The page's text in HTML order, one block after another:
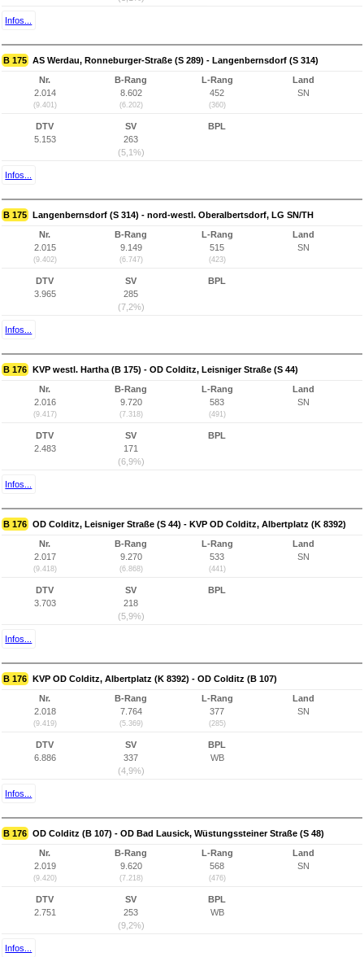
Infos...
B 175 AS Werdau, Ronneburger-Straße (S 289) - Langenbernsdorf (S 314)
Nr.
2.014
(9.401)
B-Rang
8.602
(6.202)
L-Rang
452
(360)
Land
SN
DTV
5.153
SV
263
(5,1%)
BPL
Infos...
B 175 Langenbernsdorf (S 314) - nord-westl. Oberalbertsdorf, LG SN/TH
Nr.
2.015
(9.402)
B-Rang
9.149
(6.747)
L-Rang
515
(423)
Land
SN
DTV
3.965
SV
285
(7,2%)
BPL
Infos...
B 176 KVP westl. Hartha (B 175) - OD Colditz, Leisniger Straße (S 44)
Nr.
2.016
(9.417)
B-Rang
9.720
(7.318)
L-Rang
583
(491)
Land
SN
DTV
2.483
SV
171
(6,9%)
BPL
Infos...
B 176 OD Colditz, Leisniger Straße (S 44) - KVP OD Colditz, Albertplatz (K 8392)
Nr.
2.017
(9.418)
B-Rang
9.270
(6.868)
L-Rang
533
(441)
Land
SN
DTV
3.703
SV
218
(5,9%)
BPL
Infos...
B 176 KVP OD Colditz, Albertplatz (K 8392) - OD Colditz (B 107)
Nr.
2.018
(9.419)
B-Rang
7.764
(5.369)
L-Rang
377
(285)
Land
SN
DTV
6.886
SV
337
(4,9%)
BPL
WB
Infos...
B 176 OD Colditz (B 107) - OD Bad Lausick, Wüstungssteiner Straße (S 48)
Nr.
2.019
(9.420)
B-Rang
9.620
(7.218)
L-Rang
568
(476)
Land
SN
DTV
2.751
SV
253
(9,2%)
BPL
WB
Infos...